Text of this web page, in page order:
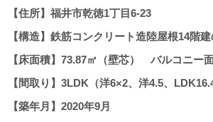
【住所】福井市乾徳1丁目6-23
【構造】鉄筋コンクリート造陸屋根14階
【床面積】73.87㎡（壁芯） バルコニー
【間取り】3LDK（洋6×2、洋4.5、LDK16.4
【築年月】2020年9月